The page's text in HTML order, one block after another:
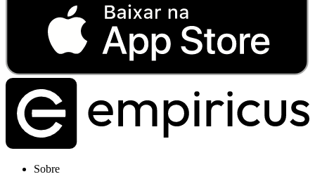
Sobre